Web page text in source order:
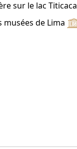
sur le lac Titicaca
musées de Lima